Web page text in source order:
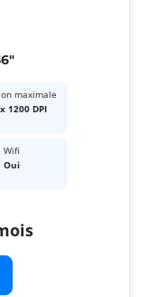
maximale
1200 DPI
Wifi
Oui